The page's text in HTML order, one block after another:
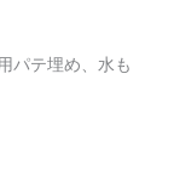
パテ埋め、水も